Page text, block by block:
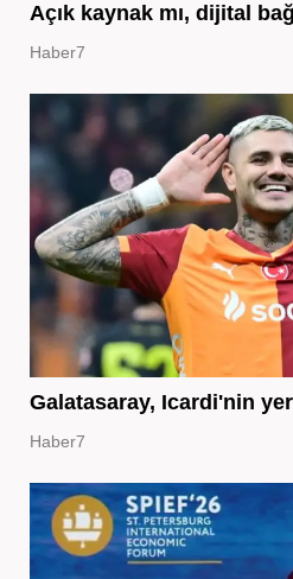
Açık kaynak mı, dijital
Haber7
Galatasaray, Icardi'nin
Haber7